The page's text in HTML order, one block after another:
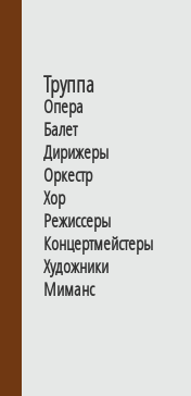
Труппа
Опера
Балет
Дирижеры
Оркестр
Хор
Режиссеры
Концертмейстеры
Художники
Миманс